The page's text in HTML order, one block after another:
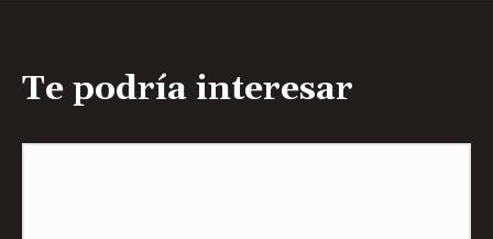
Te podría interesar